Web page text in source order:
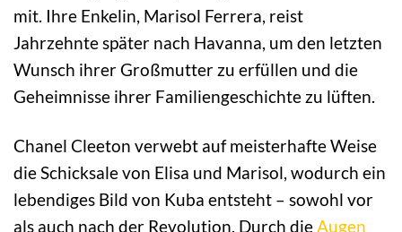
mit. Ihre Enkelin, Marisol Ferrera, reist
Jahrzehnte später nach Havanna, um den letzten
Wunsch ihrer Großmutter zu erfüllen und die
Geheimnisse ihrer Familiengeschichte zu lüften.
Chanel Cleeton verwebt auf meisterhafte Weise
die Schicksale von Elisa und Marisol, wodurch ein
lebendiges Bild von Kuba entsteht – sowohl vor
als auch nach der Revolution. Durch dieAugen